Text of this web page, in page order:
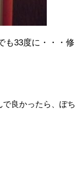
も33度に・・・修
良かったら、ぽち